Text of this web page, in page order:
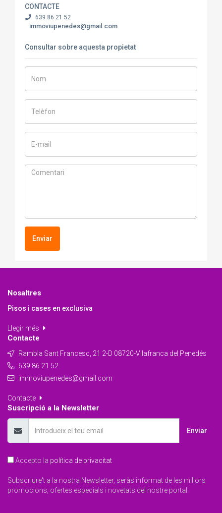
CONTACTE
639 86 21 52
immoviupenedes@gmail.com
Consultar sobre aquesta propietat
Enviar
Nosaltres
Pisos i cases en exclusiva
Llegir més
Contacte
Rambla Sant Francesc, 21 2-D 08720-Vilafranca del Penedés
639 86 21 52
immoviupenedes@gmail.com
Contacte
Suscripció a la Newsletter
Enviar
Accepto la política de privacitat
Subscriure't a la nostra Newsletter, seràs informat de les millors
promocions, ofertes especials i novetats del nostre portal.